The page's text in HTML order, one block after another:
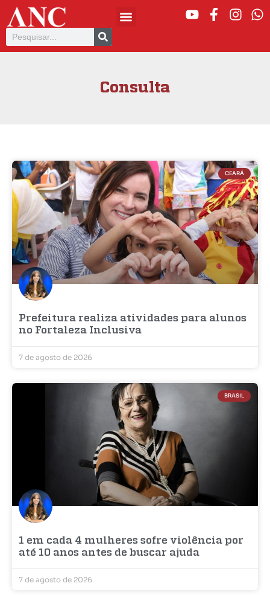
Consulta
CEARÁ
Prefeitura realiza atividades para alunos
no Fortaleza Inclusiva
7 de agosto de 2026
BRASIL
1 em cada 4 mulheres sofre violência por
até 10 anos antes de buscar ajuda
7 de agosto de 2026